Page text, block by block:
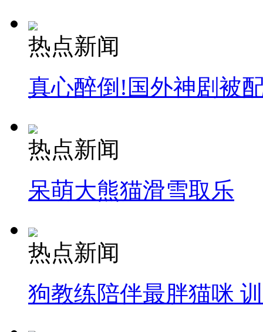
热点新闻
真心醉倒!国外神剧被
热点新闻
呆萌大熊猫滑雪取乐
热点新闻
狗教练陪伴最胖猫咪